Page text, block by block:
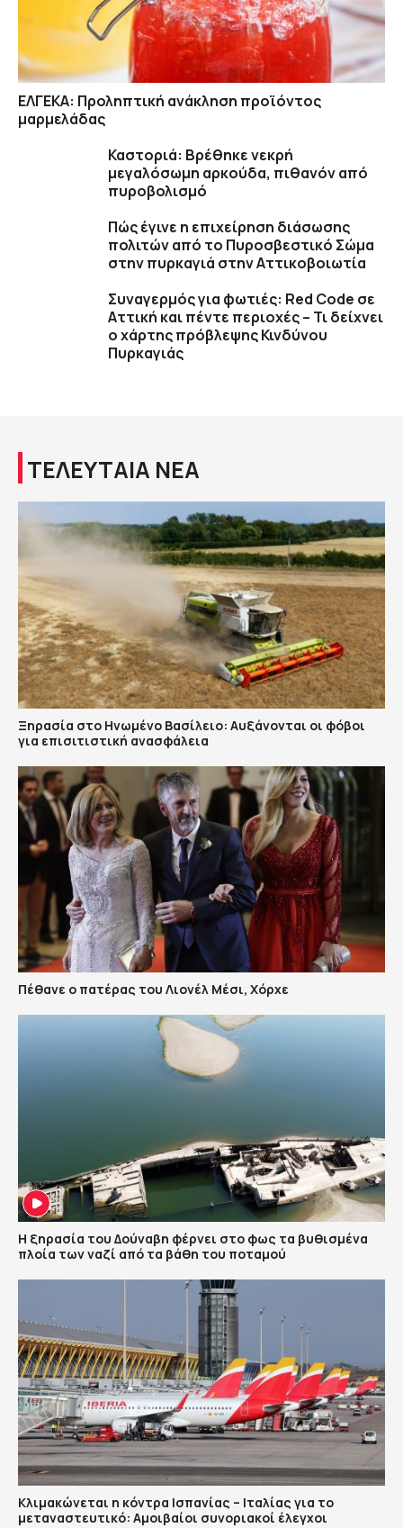
ΕΛΓΕΚΑ: Προληπτική ανάκληση προϊόντος
μαρμελάδας
Καστοριά: Βρέθηκε νεκρή
μεγαλόσωμη αρκούδα, πιθανόν από
πυροβολισμό
Πώς έγινε η επιχείρηση διάσωσης
πολιτών από το Πυροσβεστικό Σώμα
στην πυρκαγιά στην Αττικοβοιωτία
Συναγερμός για φωτιές: Red Code σε
Αττική και πέντε περιοχές – Τι δείχνει
ο χάρτης πρόβλεψης Κινδύνου
Πυρκαγιάς
ΤΕΛΕΥΤΑΙΑ ΝΕΑ
Ξηρασία στο Ηνωμένο Βασίλειο: Αυξάνονται οι φόβοι
για επισιτιστική ανασφάλεια
Πέθανε ο πατέρας του Λιονέλ Μέσι, Χόρχε
Η ξηρασία του Δούναβη φέρνει στο φως τα βυθισμένα
πλοία των ναζί από τα βάθη του ποταμού
Κλιμακώνεται η κόντρα Ισπανίας – Ιταλίας για το
μεταναστευτικό: Αμοιβαίοι συνοριακοί έλεγχοι